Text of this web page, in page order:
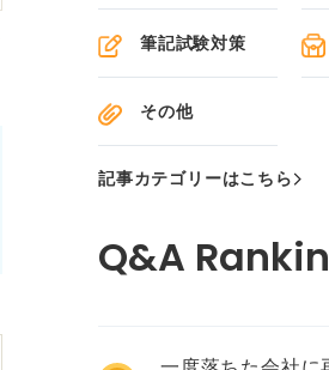
筆記試験対策
その他
記事カテゴリーはこちら